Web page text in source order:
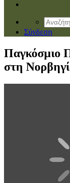
Σύνδεση
Παγκόσμιο
στη